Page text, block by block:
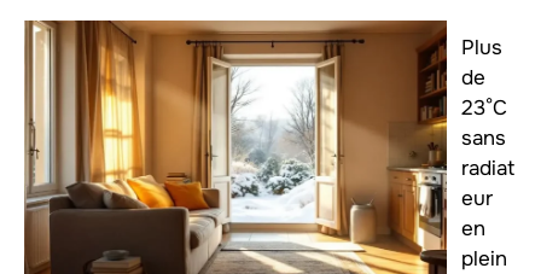
Plus
de
23°C
sans
radiat
eur
en
plein